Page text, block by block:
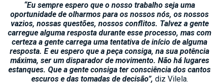
“Eu sempre espero que o nosso trabalho seja uma
oportunidade de olharmos para os nossos nós, os nossos
vazios, nossas questões, nossos conflitos. Talvez a gente
carregue alguma resposta durante esse processo, mas com
certeza a gente carrega uma tentativa de início de alguma
resposta. E eu espero que a peça consiga, na sua potência
máxima, ser um disparador de movimento. Não há lugares
estanques. Que a gente consiga ter consciência dos cantos
escuros e das tomadas de decisão”, diz Vilela.